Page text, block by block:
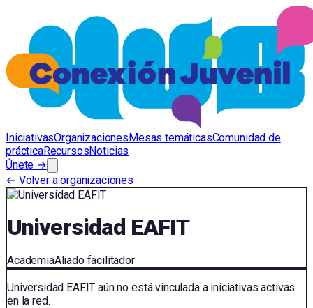
IniciativasOrganizacionesMesas temáticasComunidad de
prácticaRecursosNoticias
Únete →
← Volver a organizaciones
Universidad EAFIT
AcademiaAliado facilitador
Universidad EAFIT aún no está vinculada a iniciativas activas
en la red.